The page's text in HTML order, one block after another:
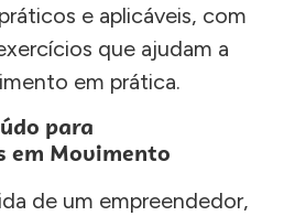
e aplicáveis, com
que ajudam a
em prática.
para
em Movimento
de um empreendedor,